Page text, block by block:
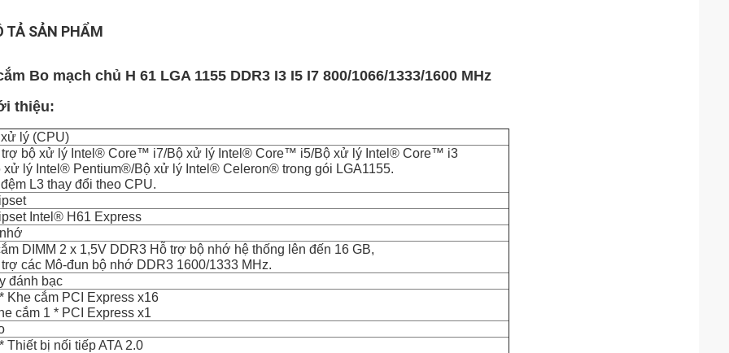
TẢ SẢN PHẨM
Bo mạch chủ H 61 LGA 1155 DDR3 I3 I5 I7 800/1066/1333/1600 MHz
thiệu:
xử lý (CPU)
trợ bộ xử lý Intel® Core™ i7/Bộ xử lý Intel® Core™ i5/Bộ xử lý Intel® Core™ i3
xử lý Intel® Pentium®/Bộ xử lý Intel® Celeron® trong gói LGA1155.
L3 thay đổi theo CPU.
Intel® H61 Express
DIMM 2 x 1,5V DDR3 Hỗ trợ bộ nhớ hệ thống lên đến 16 GB,
trợ các Mô-đun bộ nhớ DDR3 1600/1333 MHz.
đánh bạc
Khe cắm PCI Express x16
cắm 1 * PCI Express x1
Thiết bị nối tiếp ATA 2.0